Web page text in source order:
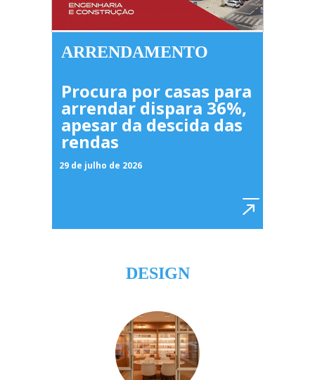
ARRENDAMENTO
Procura por casas para
arrendar dispara 36%,
apesar da descida das
rendas
29 de julho de 2026
DESIGN